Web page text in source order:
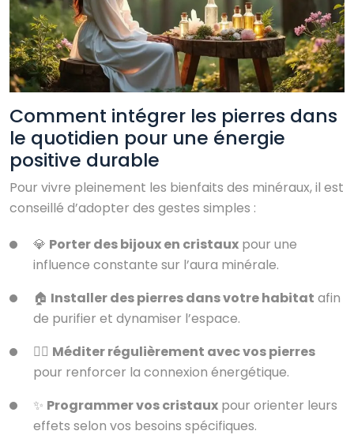
Comment intégrer les pierres dans
le quotidien pour une énergie
positive durable
Pour vivre pleinement les bienfaits des minéraux, il est
conseillé d’adopter des gestes simples :
💎 Porter des bijoux en cristaux pour une
influence constante sur l’aura minérale.
🏠 Installer des pierres dans votre habitat afin
de purifier et dynamiser l’espace.
🧘‍♂️ Méditer régulièrement avec vos pierres
pour renforcer la connexion énergétique.
✨ Programmer vos cristaux pour orienter leurs
effets selon vos besoins spécifiques.